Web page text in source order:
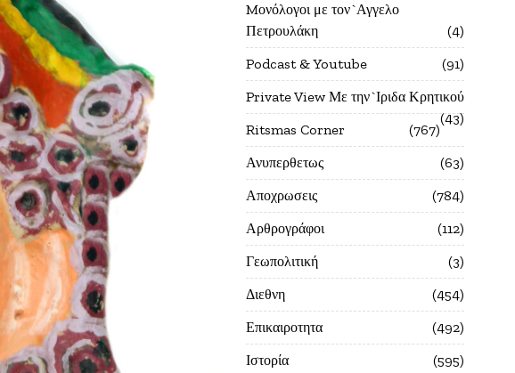
Mονόλογοι με τον`Αγγελο
Πετρουλάκη
4
Podcast & Youtube
91
Private View Με την`Ιριδα Κρητικού
43
Ritsmas Corner
767
Ανυπερθετως
63
Αποχρωσεις
784
Αρθρογράφοι
112
Γεωπολιτική
3
Διεθνη
454
Επικαιροτητα
492
Ιστορία
595